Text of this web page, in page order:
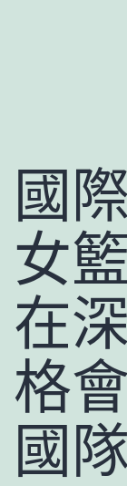
國
女
在
格
國